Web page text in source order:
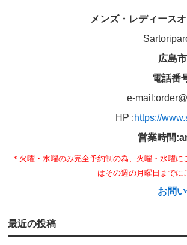
メンズ・レディース
広島
電話番
e-
HP :https://
営業時間
＊火曜・水曜のみ完全予約制の為、火曜・水曜に
はその週の月曜日までに
お問
最近の投稿